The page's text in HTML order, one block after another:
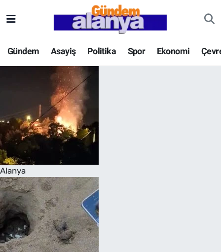
Gündem Asayiş Politika Spor Ekonomi
Alanya